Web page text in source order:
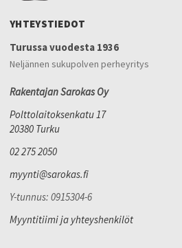
YHTEYSTIEDOT
Turussa vuodesta 1936
Neljännen sukupolven perheyritys
Rakentajan Sarokas Oy
Polttolaitoksenkatu 17
20380 Turku
02 275 2050
myynti@sarokas.fi
Y-tunnus: 0915304-6
Myyntitiimi ja yhteyshenkilöt